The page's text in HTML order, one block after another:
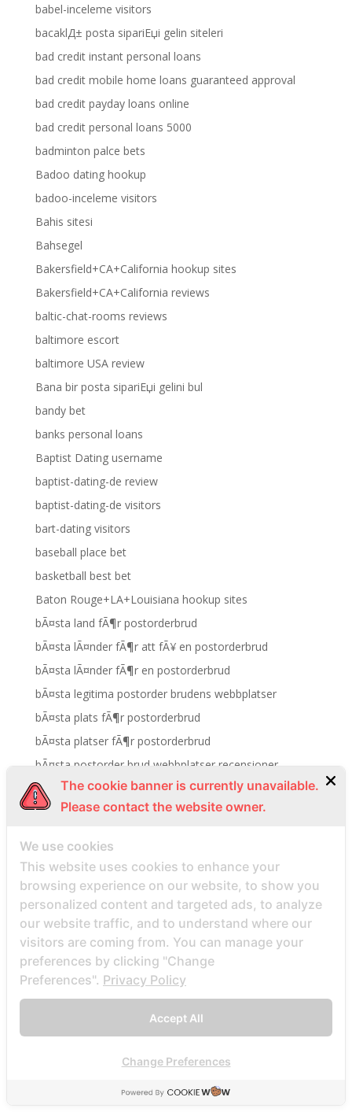
babel-inceleme visitors
bacaklД± posta sipariЕџi gelin siteleri
bad credit instant personal loans
bad credit mobile home loans guaranteed approval
bad credit payday loans online
bad credit personal loans 5000
badminton palce bets
Badoo dating hookup
badoo-inceleme visitors
Bahis sitesi
Bahsegel
Bakersfield+CA+California hookup sites
Bakersfield+CA+California reviews
baltic-chat-rooms reviews
baltimore escort
baltimore USA review
Bana bir posta sipariЕџi gelini bul
bandy bet
banks personal loans
Baptist Dating username
baptist-dating-de review
baptist-dating-de visitors
bart-dating visitors
baseball place bet
basketball best bet
Baton Rouge+LA+Louisiana hookup sites
bÃ¤sta land fÃ¶r postorderbrud
bÃ¤sta lÃ¤nder fÃ¶r att fÃ¥ en postorderbrud
bÃ¤sta lÃ¤nder fÃ¶r en postorderbrud
bÃ¤sta legitima postorder brudens webbplatser
bÃ¤sta plats fÃ¶r postorderbrud
bÃ¤sta platser fÃ¶r postorderbrud
bÃ¤sta postorder brud webbplatser recensioner
bÃ¤sta postorder brudens webbplatser reddit
bÃ¤sta rykte postorder brud
bbpeoplemeet cs review
bbpeoplemeet review
bbpeoplemeet visitors
BBW Dating username
BBW Dating visitors
bbw hookup hookuphotties dating
bbw hookup hookuphotties reviews
bbwcupid es review
bbwcupid it review
The cookie banner is currently unavailable.
Please contact the website owner.
We use cookies
This website uses cookies to enhance your
browsing experience on our website, to show you
personalized content and targeted ads, to analyze
our website traffic, and to understand where our
visitors are coming from. You can manage your
preferences by clicking "Change
Preferences". Privacy Policy
Accept All
Change Preferences